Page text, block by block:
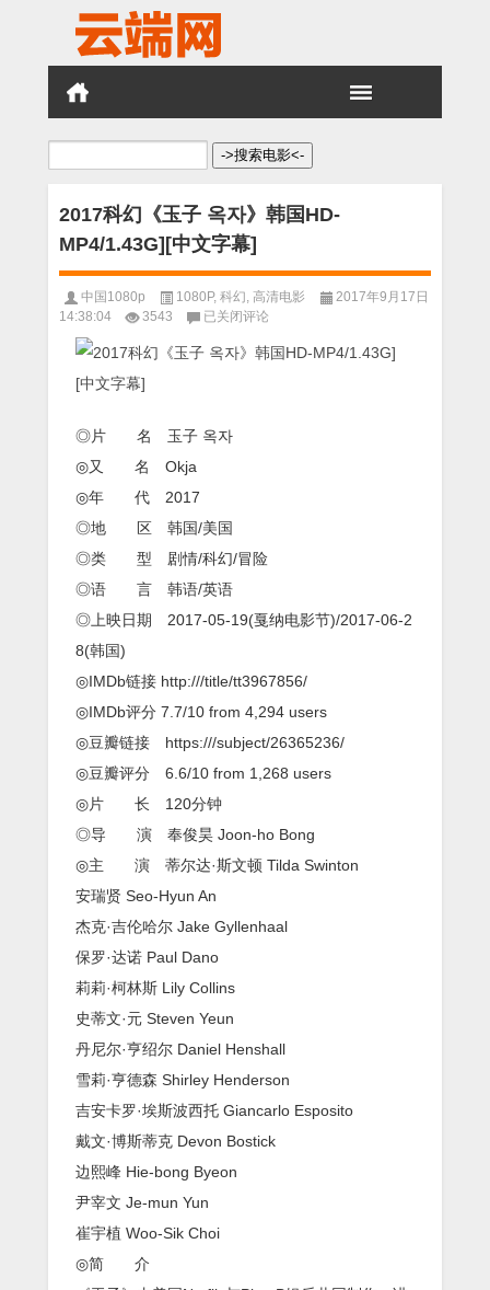
搜
2017科幻《玉子 옥자》韩国HD-
MP4/1.43G][中文字幕]
中国1080p 1080P, 科幻 高清电影
2017年9月17日
14:38:04
3543
2017
幻
자》
[中
文
字
幕]
已关闭评论
◎片 名 玉子 옥자
◎又 名 Okja
◎年 代 2017
◎地 区 韩国/美国
◎类 型 剧情/科幻/冒险
◎语 言 韩语/英语
◎上映日期 2017-05-19(戛纳电影节)/2017-06-2
8(韩国)
◎IMDb链接 http:///title/tt3967856/
◎IMDb评分 7.7/10 from 4,294 users
◎豆瓣链接 https:///subject/26365236/
◎豆瓣评分 6.6/10 from 1,268 users
◎片 长 120分钟
◎导 演 奉俊昊 Joon-ho Bong
◎主 演 蒂尔达·斯文顿 Tilda Swinton
安瑞贤 Seo-Hyun An
杰克·吉伦哈尔 Jake Gyllenhaal
保罗·达诺 Paul Dano
莉莉·柯林斯 Lily Collins
史蒂文·元 Steven Yeun
丹尼尔·亨绍尔 Daniel Henshall
雪莉·亨德森 Shirley Henderson
吉安卡罗·埃斯波西托 Giancarlo Esposito
戴文·博斯蒂克 Devon Bostick
边熙峰 Hie-bong Byeon
尹宰文 Je-mun Yun
崔宇植 Woo-Sik Choi
◎简 介